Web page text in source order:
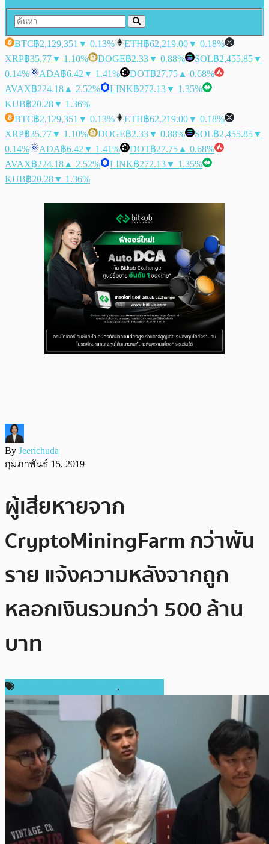
BTC฿2,129,351 ▼ 0.13% ETH฿62,219.00▼ 0.18%
XRP฿35.77▼ 1.10% DOGE฿2.33▼ 0.88% SOL฿2,455.85▼
0.14%
ADA฿6.42 ▼ 1.41% DOT฿27.75 ▲ 0.68%
AVAX฿224.18 ▲ 2.52% LINK฿272.13▼ 1.35%
KUB฿20.28▼ 1.36%
BTC฿2,129,351 ▼ 0.13% ETH฿62,219.00▼ 0.18%
XRP฿35.77▼ 1.10% DOGE฿2.33▼ 0.88% SOL฿2,455.85▼
0.14%
ADA฿6.42 ▼ 1.41% DOT฿27.75 ▲ 0.68%
AVAX฿224.18 ▲ 2.52% LINK฿272.13▼ 1.35%
KUB฿20.28▼ 1.36%
By Jeerichuda
กุมภาพันธ์ 15, 2019
ผู้เสียหายจาก
CryptoMiningFarm กว่าพัน
ราย แจ้งความหลังจากถูก
หลอกเงินรวมกว่า 500 ล้าน
บาท
,